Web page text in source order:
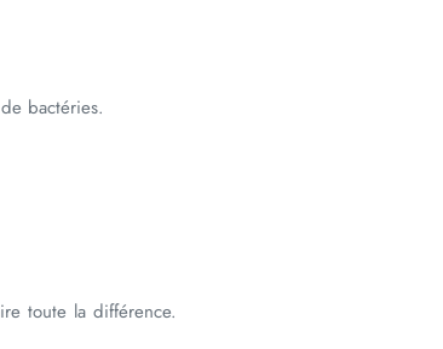
bactéries.
toute la différence.